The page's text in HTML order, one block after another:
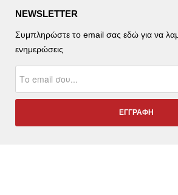
NEWSLETTER
Συμπληρώστε το email σας εδώ για να
ενημερώσεις